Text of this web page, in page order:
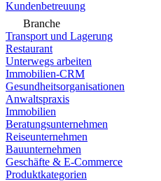
Kundenbetreuung
Branche
Transport und Lagerung
Restaurant
Unterwegs arbeiten
Immobilien-CRM
Gesundheitsorganisationen
Anwaltspraxis
Immobilien
Beratungsunternehmen
Reiseunternehmen
Bauunternehmen
Geschäfte & E-Commerce
Produktkategorien